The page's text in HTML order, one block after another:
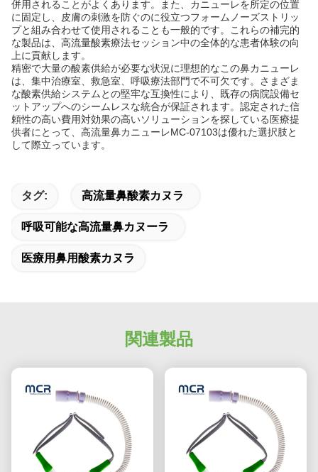
併用されることがよくあります。また、カニューレを所定の位置
に固定し、皮膚の刺激を防ぐのに役立つフォームノーズストリッ
プと組み合わせて使用されることも一般的です。これらの補完的
な製品は、高流量酸素療法セッション中の全体的な患者体験の向
上に貢献します。
精密で大量の酸素供給が必要な状況に理想的なこの鼻カニューレ
は、集中治療室、救急室、呼吸療法部門で不可欠です。さまざま
な酸素供給システムとの堅牢な互換性により、既存の病院設備セ
ットアップへのシームレスな統合が保証されます。認定された信
頼性の高い費用対効果の高いソリューションを探している医療提
供者にとって、高流量鼻カニューレMC-07103は優れた選択肢と
して際立っています。
タグ: 高流量鼻酸素カヌラ
呼吸可能な高流量鼻カヌーラ
医療用鼻用酸素カヌラ
関連製品